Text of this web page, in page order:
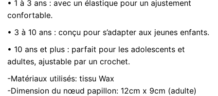
• 1 à 3 ans : avec un élastique pour un ajustement
confortable.
• 3 à 10 ans : conçu pour s’adapter aux jeunes enfants.
• 10 ans et plus : parfait pour les adolescents et
adultes, ajustable par un crochet.
-Matériaux utilisés: tissu Wax
-Dimension du nœud papillon: 12cm x 9cm (adulte)